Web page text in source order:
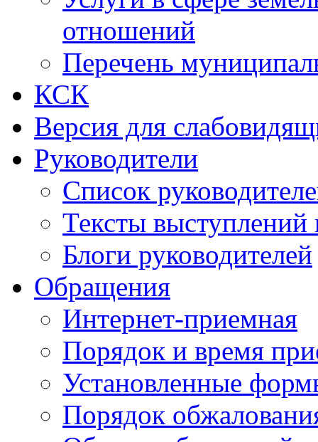
отношений
Перечень
КСК
Версия для
Руководители
Список
Тексты выступлений
Блоги руководителей
Обращения
Интернет-приемная
Порядок и время
Установленные
Порядок